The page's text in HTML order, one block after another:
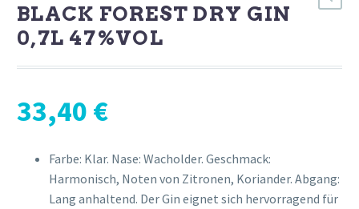
BLACK FOREST DRY GIN
0,7L 47%VOL
33,40 €
Farbe: Klar. Nase: Wacholder. Geschmack:
Harmonisch, Noten von Zitronen, Koriander. Abgang:
Lang anhaltend. Der Gin eignet sich hervorragend für